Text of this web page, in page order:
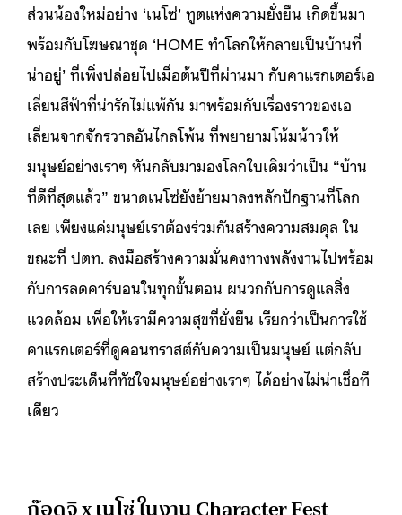
ส่วนน้องใหม่อย่าง ‘เนโซ่’ ทูตแห่งความยั่งยืน เกิดขึ้นมา
พร้อมกับโฆษณาชุด ‘HOME ทำโลกให้กลายเป็นบ้านที่
น่าอยู่’ ที่เพิ่งปล่อยไปเมื่อต้นปีที่ผ่านมา กับคาแรกเตอร์เอ
เลี่ยนสีฟ้าที่น่ารักไม่แพ้กัน มาพร้อมกับเรื่องราวของเอ
เลี่ยนจากจักรวาลอันไกลโพ้น ที่พยายามโน้มน้าวให้
มนุษย์อย่างเราๆ หันกลับมามองโลกใบเดิมว่าเป็น “บ้าน
ที่ดีที่สุดแล้ว” ขนาดเนโซ่ยังย้ายมาลงหลักปักฐานที่โลก
เลย เพียงแค่มนุษย์เราต้องร่วมกันสร้างความสมดุล ใน
ขณะที่ ปตท. ลงมือสร้างความมั่นคงทางพลังงานไปพร้อม
กับการลดคาร์บอนในทุกขั้นตอน ผนวกกับการดูแลสิ่ง
แวดล้อม เพื่อให้เรามีความสุขที่ยั่งยืน เรียกว่าเป็นการใช้
คาแรกเตอร์ที่ดูคอนทราสต์กับความเป็นมนุษย์ แต่กลับ
สร้างประเด็นที่ทัชใจมนุษย์อย่างเราๆ ได้อย่างไม่น่าเชื่อที
เดียว